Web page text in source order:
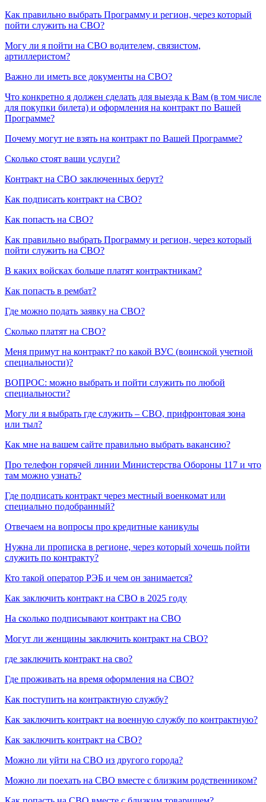
Как правильно выбрать Программу и регион, через который
пойти служить на СВО?
Могу ли я пойти на СВО водителем, связистом,
артиллеристом?
Важно ли иметь все документы на СВО?
Что конкретно я должен сделать для выезда к Вам (в том числе
для покупки билета) и оформления на контракт по Вашей
Программе?
Почему могут не взять на контракт по Вашей Программе?
Сколько стоят ваши услуги?
Контракт на СВО заключенных берут?
Как подписать контракт на СВО?
Как попасть на СВО?
Как правильно выбрать Программу и регион, через который
пойти служить на СВО?
В каких войсках больше платят контрактникам?
Как попасть в рембат?
Где можно подать заявку на СВО?
Сколько платят на СВО?
Меня примут на контракт? по какой ВУС (воинской учетной
специальности)?
ВОПРОС: можно выбрать и пойти служить по любой
специальности?
Могу ли я выбрать где служить – СВО, прифронтовая зона
или тыл?
Как мне на вашем сайте правильно выбрать вакансию?
Про телефон горячей линии Министерства Обороны 117 и что
там можно узнать?
Где подписать контракт через местный военкомат или
специально подобранный?
Отвечаем на вопросы про кредитные каникулы
Нужна ли прописка в регионе, через который хочешь пойти
служить по контракту?
Кто такой оператор РЭБ и чем он занимается?
Как заключить контракт на СВО в 2025 году
На сколько подписывают контракт на СВО
Могут ли женщины заключить контракт на СВО?
где заключить контракт на сво?
Где проживать на время оформления на СВО?
Как поступить на контрактную службу?
Как заключить контракт на военную службу по контрактную?
Как заключить контракт на СВО?
Можно ли уйти на СВО из другого города?
Можно ли поехать на СВО вместе с близким родственником?